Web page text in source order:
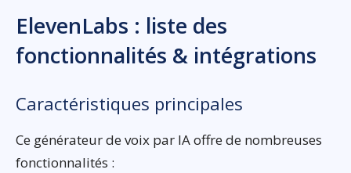
ElevenLabs : liste des
fonctionnalités & intégrations
Caractéristiques principales
Ce générateur de voix par IA offre de nombreuses
fonctionnalités :